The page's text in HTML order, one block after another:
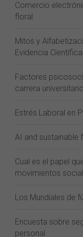
Comercio
floral
Mitos y
Evidencia Científica
Factores
carrera
Estrés Laboral en
AI and sustainable
Cual es el papel
movimientos
Los Mundiales de
Encuesta sobre
personal